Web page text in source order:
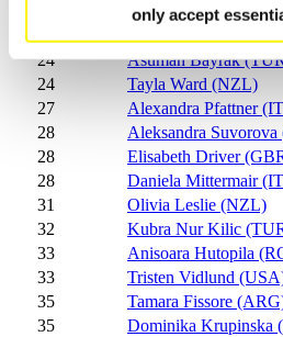
only accept
Svitlana Kravchuk
24
Sara Ivancic (CRO)
24
Asuman Bayrak
24
Tayla Ward (NZL)
27
Alexandra Pfattner
28
Aleksandra
28
Elisabeth Driver
28
Daniela Mittermair
31
Olivia Leslie (NZL)
32
Kubra Nur Kilic
33
Anisoara Hutopila
33
Tristen Vidlund
35
Tamara Fissore
35
Dominika Krupinska